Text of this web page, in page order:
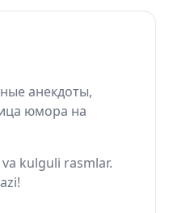
анекдоты,
юмора на
kulguli rasmlar.